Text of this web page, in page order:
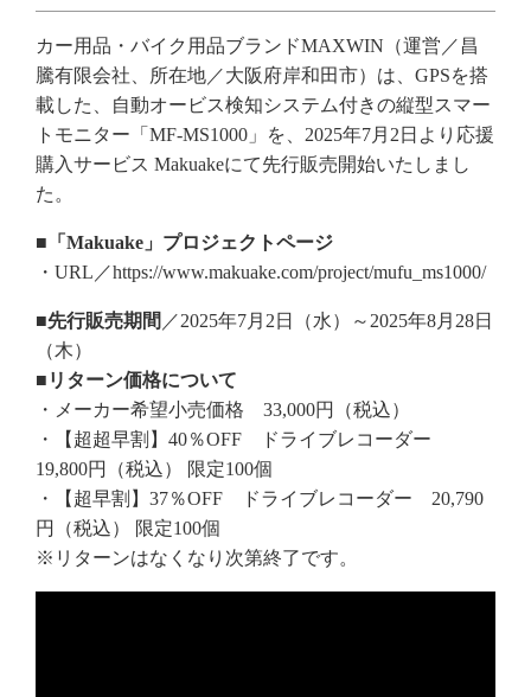
カー用品・バイク用品ブランドMAXWIN（運営／昌
騰有限会社、所在地／大阪府岸和田市）は、GPSを搭
載した、自動オービス検知システム付きの縦型スマー
トモニター「MF-MS1000」を、2025年7月2日より応援
購入サービス Makuakeにて先行販売開始いたしまし
た。
■「Makuake」プロジェクトページ
・URL／https://www.makuake.com/project/mufu_ms1000/
■先行販売期間 ／2025年7月2日（水）～2025年8月28日
（木）
■リターン価格について
・メーカー希望小売価格 33,000円（税込）
・【超超早割】40％OFF ドライブレコーダー
19,800円（税込） 限定100個
・【超早割】37％OFF ドライブレコーダー 20,790
円（税込） 限定100個
※リターンはなくなり次第終了です。